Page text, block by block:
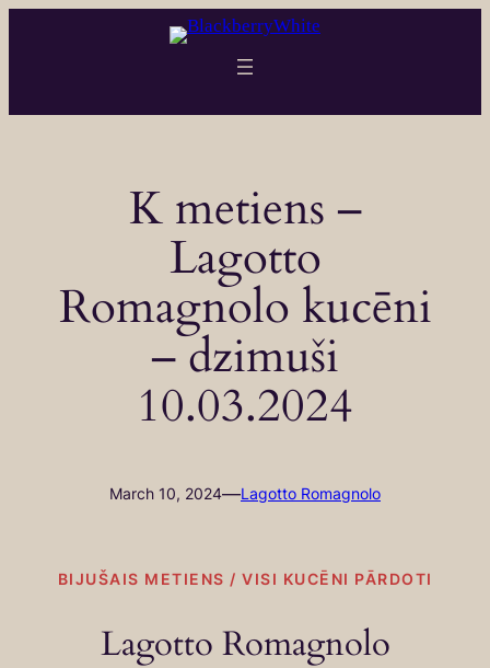
K metiens –
Lagotto
Romagnolo kucēni
– dzimuši
10.03.2024
March 10, 2024—Lagotto Romagnolo
BIJUŠAIS METIENS / VISI KUCĒNI PĀRDOTI
Lagotto Romagnolo